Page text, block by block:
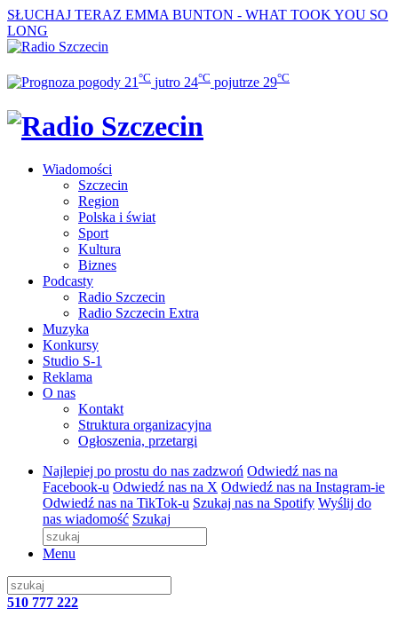
SŁUCHAJ TERAZ EMMA BUNTON - WHAT TOOK YOU SO
LONG
21 °C jutro 24°C pojutrze 29°C
Wiadomości
Szczecin
Region
Polska i świat
Sport
Kultura
Biznes
Podcasty
Radio Szczecin
Radio Szczecin Extra
Muzyka
Konkursy
Studio S-1
Reklama
O nas
Kontakt
Struktura organizacyjna
Ogłoszenia, przetargi
Najlepiej po prostu do nas zadzwoń Odwiedź nas na
Facebook-u Odwiedź nas na X Odwiedź nas na Instagram-ie
Odwiedź nas na TikTok-u Szukaj nas na Spotify Wyślij do
nas wiadomość Szukaj
Menu
510 777 222